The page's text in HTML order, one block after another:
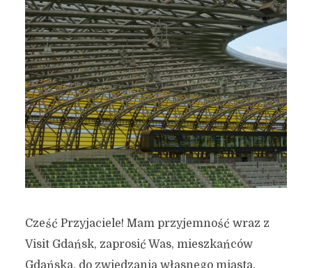
Cześć Przyjaciele! Mam przyjemność wraz z
Visit Gdańsk, zaprosić Was, mieszkańców
Gdańska, do zwiedzania własnego miasta.